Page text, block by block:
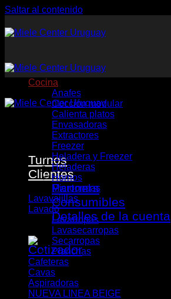
Saltar al contenido
Turnos
Clientes
Partners
Consumibles
Detalles de la cuenta
Cocina
Anafes
Cocción modular
Calienta platos
Envasadoras
Extractores
Freezer
Heladera y Freezer
Heladeras
Hornos
Microondas
Lavavajillas
Lavado
Lavarropas
Lavasecarropas
Secarropas
Planchas
Cafeteras
Cavas
Aspiradoras
NUEVA LINEA BEIGE